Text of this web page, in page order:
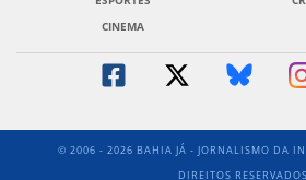
CINEMA
© 2006 - 2026 BAHIA JÁ - JORNALISMO DA
DIREITOS